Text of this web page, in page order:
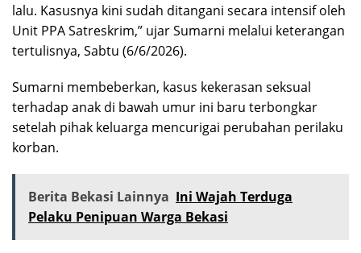
lalu. Kasusnya kini sudah ditangani secara intensif oleh
Unit PPA Satreskrim,” ujar Sumarni melalui keterangan
tertulisnya, Sabtu (6/6/2026).
Sumarni membeberkan, kasus kekerasan seksual
terhadap anak di bawah umur ini baru terbongkar
setelah pihak keluarga mencurigai perubahan perilaku
korban.
Berita Bekasi Lainnya Ini Wajah Terduga
Pelaku Penipuan Warga Bekasi